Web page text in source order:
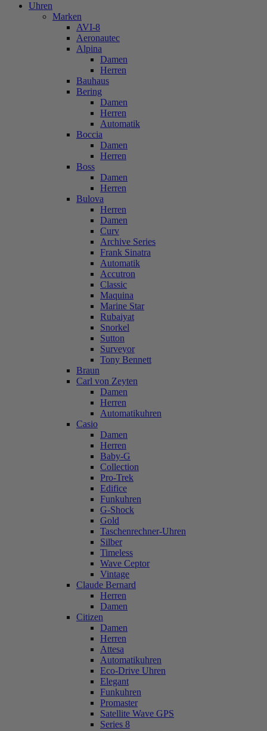
Uhren
Marken
AVI-8
Aeronautec
Alpina
Damen
Herren
Bauhaus
Bering
Damen
Herren
Automatik
Boccia
Damen
Herren
Boss
Damen
Herren
Bulova
Herren
Damen
Curv
Archive Series
Frank Sinatra
Automatik
Accutron
Classic
Maquina
Marine Star
Rubaiyat
Snorkel
Sutton
Surveyor
Tony Bennett
Braun
Carl von Zeyten
Damen
Herren
Automatikuhren
Casio
Damen
Herren
Baby-G
Collection
Pro-Trek
Edifice
Funkuhren
G-Shock
Gold
Taschenrechner-Uhren
Silber
Timeless
Wave Ceptor
Vintage
Claude Bernard
Herren
Damen
Citizen
Damen
Herren
Attesa
Automatikuhren
Eco-Drive Uhren
Elegant
Funkuhren
Promaster
Satellite Wave GPS
Series 8